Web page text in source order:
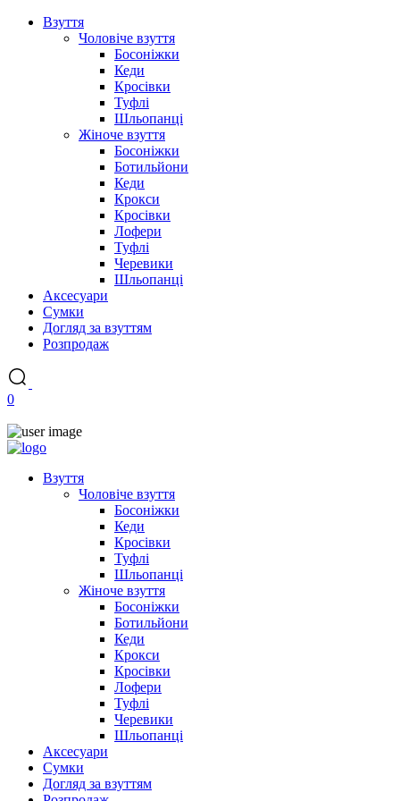
Взуття
Чоловіче взуття
Босоніжки
Кеди
Кросівки
Туфлі
Шльопанці
Жіноче взуття
Босоніжки
Ботильйони
Кеди
Крокси
Кросівки
Лофери
Туфлі
Черевики
Шльопанці
Аксесуари
Сумки
Догляд за взуттям
Розпродаж
0
Взуття
Чоловіче взуття
Босоніжки
Кеди
Кросівки
Туфлі
Шльопанці
Жіноче взуття
Босоніжки
Ботильйони
Кеди
Крокси
Кросівки
Лофери
Туфлі
Черевики
Шльопанці
Аксесуари
Сумки
Догляд за взуттям